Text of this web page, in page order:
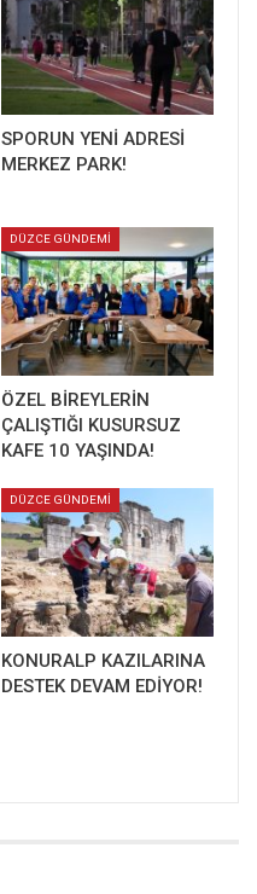
SPORUN YENİ ADRESİ
MERKEZ PARK!
DÜZCE GÜNDEMİ
ÖZEL BİREYLERİN
ÇALIŞTIĞI KUSURSUZ
KAFE 10 YAŞINDA!
DÜZCE GÜNDEMİ
KONURALP KAZILARINA
DESTEK DEVAM EDİYOR!